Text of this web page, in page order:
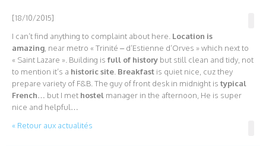
[18/10/2015]
I can’t find anything to complaint about here. Location is
amazing, near metro « Trinité – d’Estienne d’Orves » which next to
« Saint Lazare ». Building is full of history but still clean and tidy, not
to mention it’s a historic site. Breakfast is quiet nice, cuz they
prepare variety of F&B. The guy of front desk in midnight is typical
French… but I met hostel manager in the afternoon, He is super
nice and helpful…
« Retour aux actualités